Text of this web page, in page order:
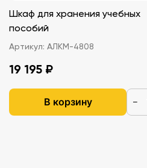
Шкаф для хранения учебных
пособий
Артикул: АЛКМ-4808
19 195 ₽
В корзину −